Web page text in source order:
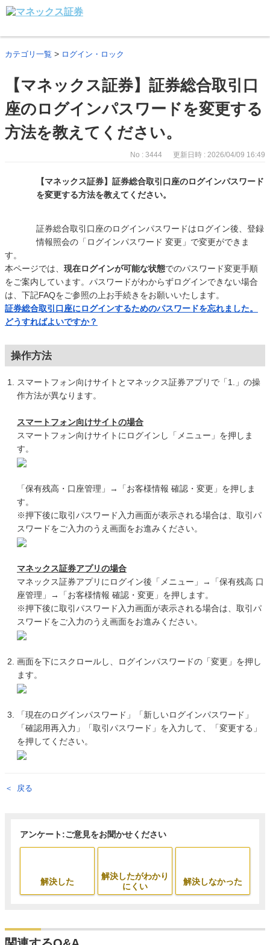
カテゴリ一覧 > ログイン・ロック
【マネックス証券】証券総合取引口
座のログインパスワードを変更する
方法を教えてください。
No : 3444 更新日時 : 2026/04/09 16:49
【マネックス証券】証券総合取引口座のログインパスワード
を変更する方法を教えてください。
証券総合取引口座のログインパスワードはログイン後、登録
情報照会の「ログインパスワード 変更」で変更ができま
す。
本ページでは、 現在ログインが可能な状態でのパスワード変更手順
をご案内しています。パスワードがわからずログインできない場合
は、下記FAQをご参照の上お手続きをお願いいたします。
証券総合取引口座にログインするためのパスワードを忘れました。
どうすればよいですか？
操作方法
スマートフォン向けサイトとマネックス証券アプリで「1.」の操
作方法が異なります。
スマートフォン向けサイトの場合
スマートフォン向けサイトにログインし「メニュー」を押しま
す。
「保有残高・口座管理」→「お客様情報 確認・変更」を押しま
す。
※押下後に取引パスワード入力画面が表示される場合は、取引パ
スワードをご入力のうえ画面をお進みください。
マネックス証券アプリの場合
マネックス証券アプリにログイン後「メニュー」→「保有残高 口
座管理」→「お客様情報 確認・変更」を押します。
※押下後に取引パスワード入力画面が表示される場合は、取引パ
スワードをご入力のうえ画面をお進みください。
画面を下にスクロールし、ログインパスワードの「変更」を押し
ます。
「現在のログインパスワード」「新しいログインパスワード」
「確認用再入力」「取引パスワード」を入力して、「変更する」
を押してください。
戻る
アンケート:ご意見をお聞かせください
解決した
解決したがわかり
にくい
解決しなかった